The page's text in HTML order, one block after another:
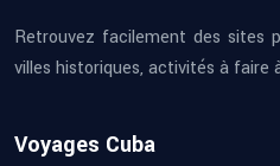
Retrouvez facilement des sites
villes historiques, activités à faire
Voyages Cuba